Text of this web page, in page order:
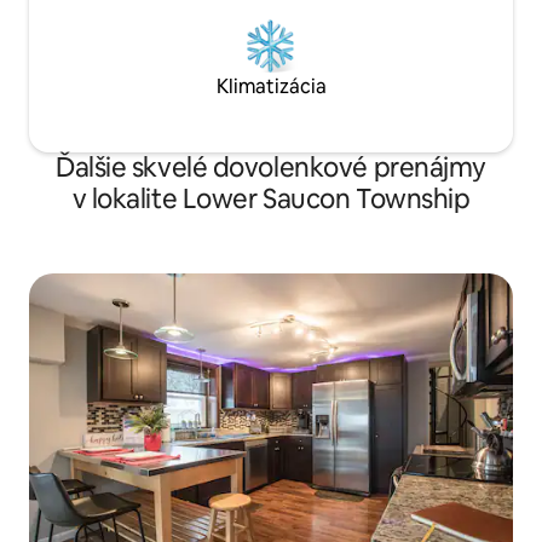
Klimatizácia
Ďalšie skvelé dovolenkové prenájmy
v lokalite Lower Saucon Township